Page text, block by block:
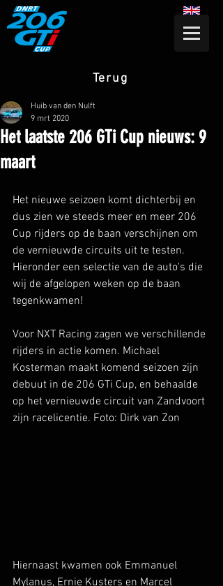
Terug
Het laatste 206 GTi Cup nieuws: 9
maart
Huib van den Nulft
9 mrt 2020
Het nieuwe seizoen komt dichterbij en
dus zien we steeds meer en meer 206
Cup rijders op de baan verschijnen om
de vernieuwde circuits uit te testen.
Hieronder een selectie van de auto's die
wij de afgelopen weken op de baan
tegenkwamen!
Voor NXT Racing zagen we verschillende
rijders in actie komen. Michael
Kosterman maakt komend seizoen zijn
debuut in de 206 GTi Cup, en behaalde
op het vernieuwde circuit van Zandvoort
zijn racelicentie. Foto: Dirk van Zon
Hiernaast kwamen ook Emmanuel
Mylanus, Ernie Kusters en Marcel